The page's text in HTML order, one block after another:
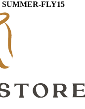
SUMMER-FLY15